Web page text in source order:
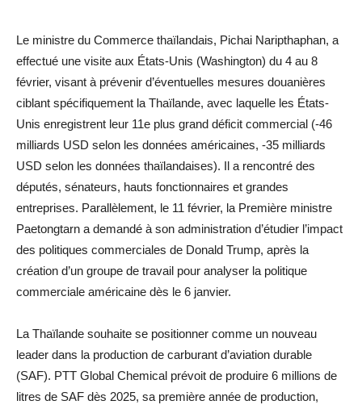
Le ministre du Commerce thaïlandais, Pichai Naripthaphan, a
effectué une visite aux États-Unis (Washington) du 4 au 8
février, visant à prévenir d’éventuelles mesures douanières
ciblant spécifiquement la Thaïlande, avec laquelle les États-
Unis enregistrent leur 11e plus grand déficit commercial (-46
milliards USD selon les données américaines, -35 milliards
USD selon les données thaïlandaises). Il a rencontré des
députés, sénateurs, hauts fonctionnaires et grandes
entreprises. Parallèlement, le 11 février, la Première ministre
Paetongtarn a demandé à son administration d’étudier l’impact
des politiques commerciales de Donald Trump, après la
création d’un groupe de travail pour analyser la politique
commerciale américaine dès le 6 janvier.
La Thaïlande souhaite se positionner comme un nouveau
leader dans la production de carburant d’aviation durable
(SAF). PTT Global Chemical prévoit de produire 6 millions de
litres de SAF dès 2025, sa première année de production,